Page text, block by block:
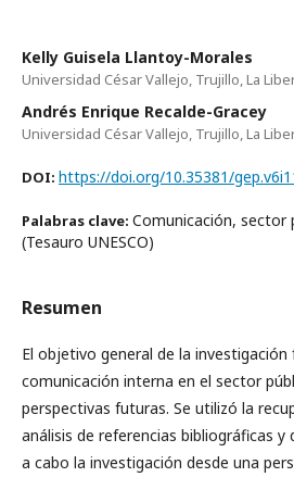
Kelly Guisela Llantoy-Morales
Universidad César Vallejo, Trujillo, La
Andrés Enrique Recalde-Gracey
Universidad César Vallejo, Trujillo, La
DOI: https://doi.org/10.35381/
Palabras clave: Comunicación, sector
(Tesauro UNESCO)
Resumen
El objetivo general de la investigación
comunicación interna en el sector
perspectivas futuras. Se utilizó la
análisis de referencias bibliográficas y
a cabo la investigación desde una